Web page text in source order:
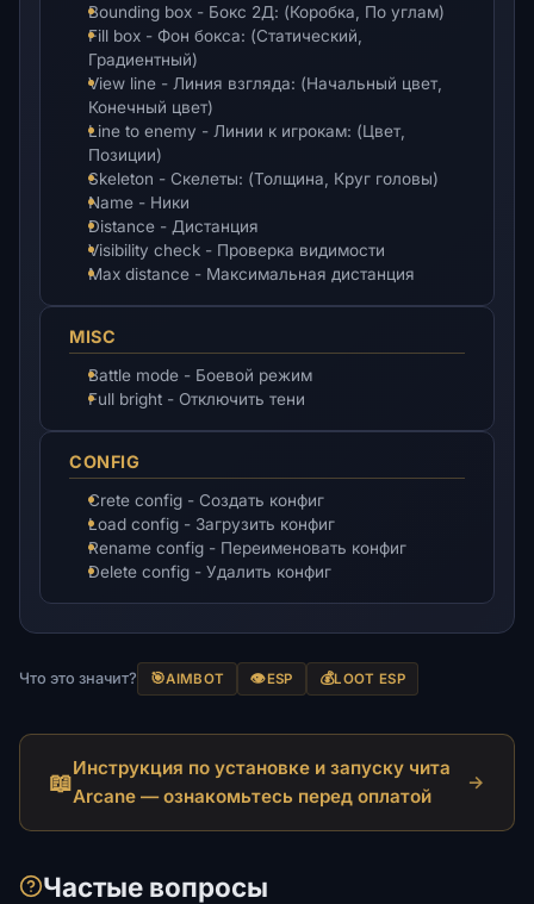
Bounding box - Бокс 2Д: (Коробка, По углам)
Fill box - Фон бокса: (Статический,
Градиентный)
View line - Линия взгляда: (Начальный цвет,
Конечный цвет)
Line to enemy - Линии к игрокам: (Цвет,
Позиции)
Skeleton - Скелеты: (Толщина, Круг головы)
Name - Ники
Distance - Дистанция
Visibility check - Проверка видимости
Max distance - Максимальная дистанция
MISC
Battle mode - Боевой режим
Full bright - Отключить тени
CONFIG
Crete config - Создать конфиг
Load config - Загрузить конфиг
Rename config - Переименовать конфиг
Delete config - Удалить конфиг
Что это значит? 🎯AIMBOT 👁️ESP 💰LOOT ESP
📖
Инструкция по установке и запуску чита
Arcane — ознакомьтесь перед оплатой
→
Частые вопросы